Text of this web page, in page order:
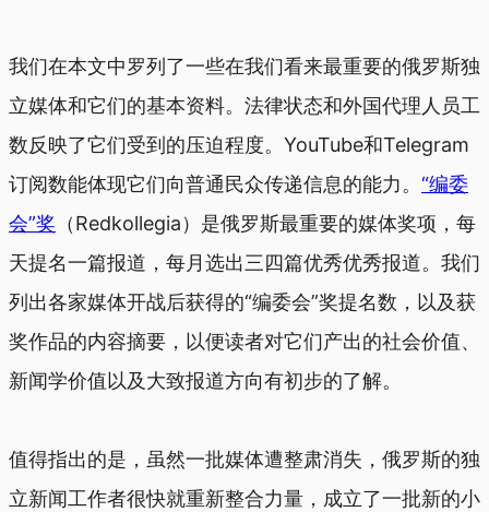
我们在本文中罗列了一些在我们看来最重要的俄罗斯独
立媒体和它们的基本资料。法律状态和外国代理人员工
数反映了它们受到的压迫程度。YouTube和Telegram
订阅数能体现它们向普通民众传递信息的能力。 “编委
会”奖 （Redkollegia）是俄罗斯最重要的媒体奖项，每
天提名一篇报道，每月选出三四篇优秀优秀报道。我们
列出各家媒体开战后获得的“编委会”奖提名数，以及获
奖作品的内容摘要，以便读者对它们产出的社会价值、
新闻学价值以及大致报道方向有初步的了解。
值得指出的是，虽然一批媒体遭整肃消失，俄罗斯的独
立新闻工作者很快就重新整合力量，成立了一批新的小